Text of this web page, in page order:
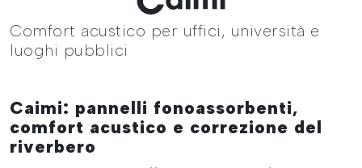
Comfort acustico per uffici, università e
luoghi pubblici
Caimi: pannelli fonoassorbenti,
comfort acustico e correzione del
riverbero